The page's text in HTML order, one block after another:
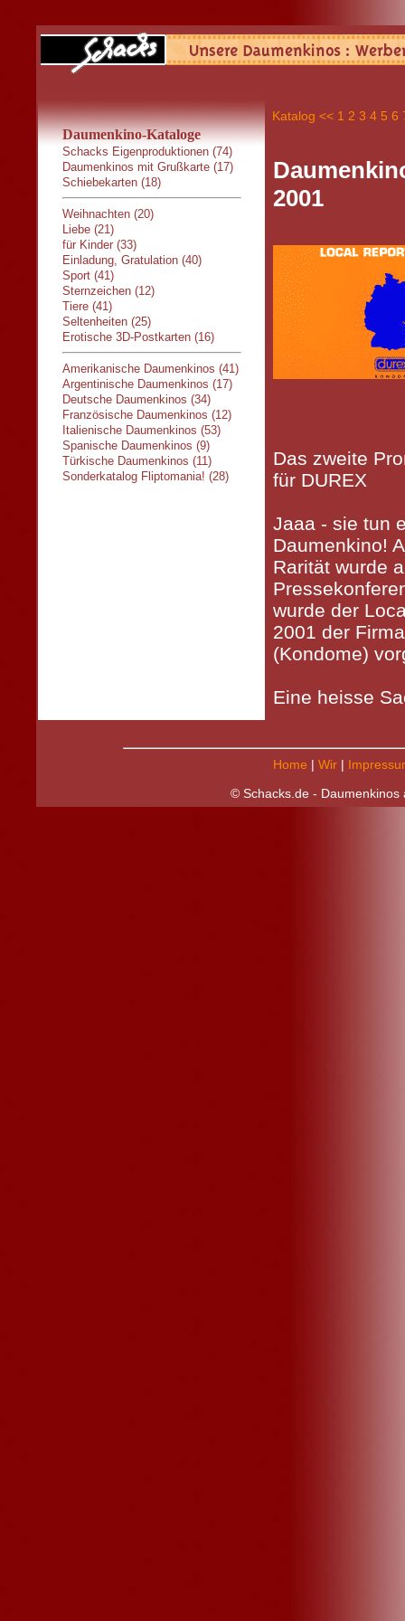
Daumenkino-Kataloge
Schacks Eigenproduktionen (74)
Daumenkinos mit Grußkarte (17)
Schiebekarten (18)
Weihnachten (20)
Liebe (21)
für Kinder (33)
Einladung, Gratulation (40)
Sport (41)
Sternzeichen (12)
Tiere (41)
Seltenheiten (25)
Erotische 3D-Postkarten (16)
Amerikanische Daumenkinos (41)
Argentinische Daumenkinos (17)
Deutsche Daumenkinos (34)
Französische Daumenkinos (12)
Italienische Daumenkinos (53)
Spanische Daumenkinos (9)
Türkische Daumenkinos (11)
Sonderkatalog Fliptomania! (28)
Katalog << 1 2 3 4 5 6
2001
Das zweite
für DUREX
Jaaa - sie tun
Daumenkino!
Rarität wurde
wurde der
2001 der
(Kondome)
Eine heisse
Home | Wir|
© Schacks.de - Daumenkinos